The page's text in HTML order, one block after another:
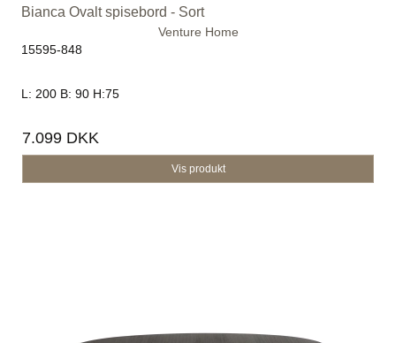
Bianca Ovalt spisebord - Sort
Venture Home
15595-848
L: 200 B: 90 H:75
7.099 DKK
Vis produkt